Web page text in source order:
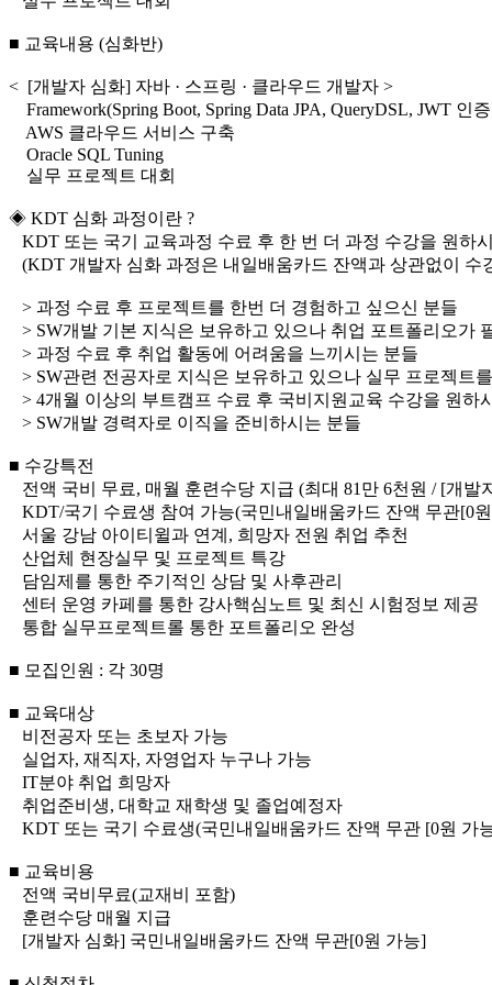
■ 교육내용 (심화반)
< [개발자 심화] 자바 · 스프링 · 클라우드 개발자 >
Framework(Spring Boot, Spring Data JPA, QueryDSL, JWT 인
AWS 클라우드 서비스 구축
Oracle SQL Tuning
실무 프로젝트 대회
◈ KDT 심화 과정이란 ?
KDT 또는 국기 교육과정 수료 후 한 번 더 과정 수강을 원하
(KDT 개발자 심화 과정은 내일배움카드 잔액과 상관없이 수
> 과정 수료 후 프로젝트를 한번 더 경험하고 싶으신 분들
> SW개발 기본 지식은 보유하고 있으나 취업 포트폴리오가
> 과정 수료 후 취업 활동에 어려움을 느끼시는 분들
> SW관련 전공자로 지식은 보유하고 있으나 실무 프로젝트
> 4개월 이상의 부트캠프 수료 후 국비지원교육 수강을 원하
> SW개발 경력자로 이직을 준비하시는 분들
■ 수강특전
전액 국비 무료, 매월 훈련수당 지급 (최대 81만 6천원 / [개발
KDT/국기 수료생 참여 가능(국민내일배움카드 잔액 무관[0
서울 강남 아이티윌과 연계, 희망자 전원 취업 추천
산업체 현장실무 및 프로젝트 특강
담임제를 통한 주기적인 상담 및 사후관리
센터 운영 카페를 통한 강사핵심노트 및 최신 시험정보 제공
통합 실무프로젝트롤 통한 포트폴리오 완성
■ 모집인원 : 각 30명
■ 교육대상
비전공자 또는 초보자 가능
실업자, 재직자, 자영업자 누구나 가능
IT분야 취업 희망자
취업준비생, 대학교 재학생 및 졸업예정자
KDT 또는 국기 수료생(국민내일배움카드 잔액 무관 [0원 가
■ 교육비용
전액 국비무료(교재비 포함)
훈련수당 매월 지급
[개발자 심화] 국민내일배움카드 잔액 무관[0원 가능]